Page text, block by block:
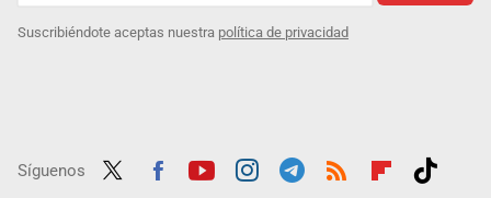
Suscribiéndote aceptas nuestra política de privacidad
Síguenos